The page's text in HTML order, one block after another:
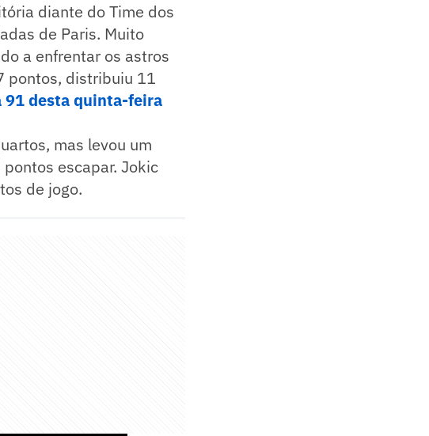
diante do Time dos
de Paris. Muito
a enfrentar os astros
pontos, distribuiu 11
91 desta quinta-feira
mas levou um
escapar. Jokic
de jogo.